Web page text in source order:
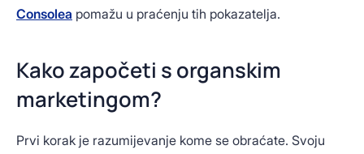
Consolea pomažu u praćenju tih pokazatelja.
Kako započeti s organskim
marketingom?
Prvi korak je razumijevanje kome se obraćate. Svoju